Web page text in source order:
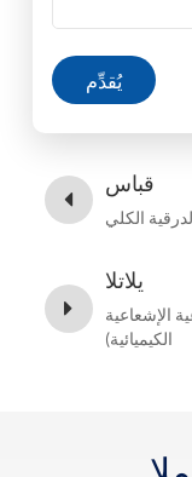
يُقدِّم
قباس
يلاتلا
الإشعاعية
الكيميائية)